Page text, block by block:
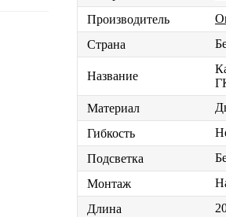
Производитель
Страна
Название
Материал
Гибкость
Подсветка
Монтаж
Длина